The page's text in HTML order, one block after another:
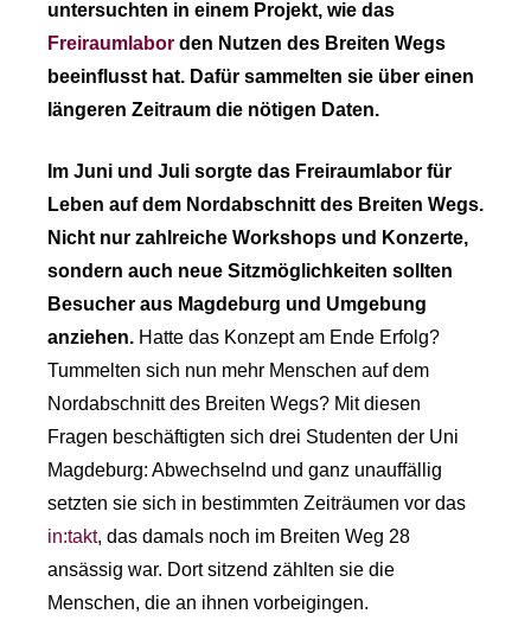
untersuchten in einem Projekt, wie das
Freiraumlabor den Nutzen des Breiten Wegs
beeinflusst hat. Dafür sammelten sie über einen
längeren Zeitraum die nötigen Daten.
Im Juni und Juli sorgte das Freiraumlabor für
Leben auf dem Nordabschnitt des Breiten Wegs.
Nicht nur zahlreiche Workshops und Konzerte,
sondern auch neue Sitzmöglichkeiten sollten
Besucher aus Magdeburg und Umgebung
anziehen. Hatte das Konzept am Ende Erfolg?
Tummelten sich nun mehr Menschen auf dem
Nordabschnitt des Breiten Wegs? Mit diesen
Fragen beschäftigten sich drei Studenten der Uni
Magdeburg: Abwechselnd und ganz unauffällig
setzten sie sich in bestimmten Zeiträumen vor das
in:takt, das damals noch im Breiten Weg 28
ansässig war. Dort sitzend zählten sie die
Menschen, die an ihnen vorbeigingen.